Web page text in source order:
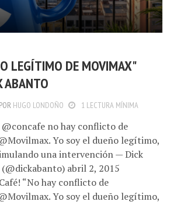
LEGÍTIMO DE MOVIMAX"
ABANTO
POR HUGO LONDOÑO 1 LECTURA MÍNIMA
no hay conflicto de
Yo soy el dueño legítimo,
una intervención — Dick
abril 2, 2015
“No hay conflicto de
Yo soy el dueño legítimo,